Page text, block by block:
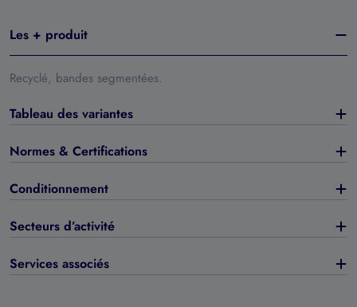
Les + produit
Recyclé, bandes segmentées.
Tableau des variantes
Normes & Certifications
Conditionnement
Secteurs d’activité
Services associés